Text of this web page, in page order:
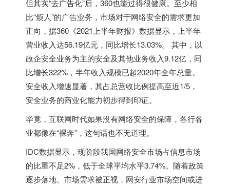
但其实“去广告化”后，360也能过得很健康。至少相
比“烦人”的广告业务，市场对于网络安全的需求更加
正向，据360《2021上半年财报》数据显示，上半年
营业收入达56.19亿元，同比增长13.03%。 其中，以
政企安全业务为主的安全及其他业务收入9.12亿，同
比增长322%，半年收入规模已超2020年全年总量。
安全收入增速显著，其占总营收比例提高至近1/5，
安全业务的商业化能力初步得到印证。
毕竟，互联网时代如果没有网络安全的保障，各行各
业都像在“裸奔”，这句话也不无道理。
IDC数据显示，现阶段我国网络安全市场占信息市场
的比重不足2%，低于全球平均水平3.74%。随着政策
逐步落地、市场需求被正视，网安行业市场空间或进